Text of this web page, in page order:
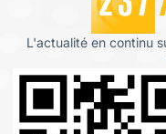
L'actualité en continu